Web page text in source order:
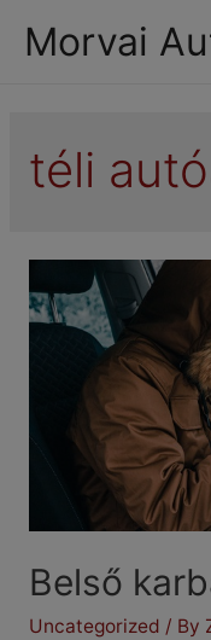
Morvai
téli
Belső
Uncategorized / By